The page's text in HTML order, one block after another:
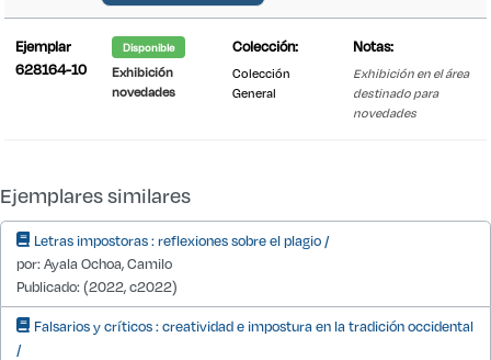
Ejemplar
628164-10
Disponible
Exhibición
novedades
Colección:
Colección
General
Notas:
Exhibición en el área
destinado para
novedades
Ejemplares similares
Letras impostoras : reflexiones sobre el plagio /
por: Ayala Ochoa, Camilo
Publicado: (2022, c2022)
Falsarios y críticos : creatividad e impostura en la tradición occidental
/